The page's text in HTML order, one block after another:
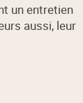
un entretien
aussi, leur